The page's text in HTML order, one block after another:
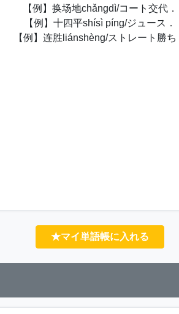
【例】换场地chǎngdì/コート交代．
【例】十四平shísì píng/ジュース．
【例】连胜liánshèng/ストレート勝ち
★マイ単語帳に入れる